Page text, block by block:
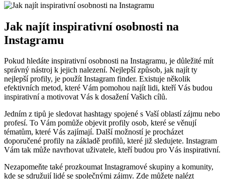
Jak najít inspirativní osobnosti na
Instagramu
Pokud hledáte inspirativní osobnosti na Instagramu, je důležité mít
správný nástroj k jejich nalezení. Nejlepší způsob, jak najít ty
nejlepší profily, je použít Instagram finder. Existuje několik
efektivních metod, které Vám pomohou najít lidi, kteří Vás budou
inspirativní a motivovat Vás k dosažení Vašich cílů.
Jedním z tipů je sledovat hashtagy spojené s Vaší oblastí zájmu nebo
profesí. To Vám pomůže objevit profily osob, které se věnují
tématům, které Vás zajímají. Další možností je procházet
doporučené profily na základě profilů, které již sledujete. Instagram
Vám tak může navrhovat uživatele, kteří budou pro Vás inspirativní.
Nezapomeňte také prozkoumat Instagramové skupiny a komunity,
kde se sdružují lidé se společnými zájmy. Zde můžete nalézt